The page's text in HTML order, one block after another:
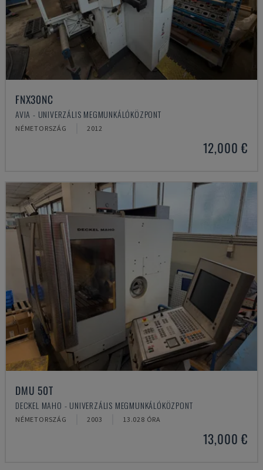
FNX30NC
AVIA - UNIVERZÁLIS MEGMUNKÁLÓKÖZPONT
NÉMETORSZÁG 2012
12,000 €
DMU 50T
DECKEL MAHO - UNIVERZÁLIS MEGMUNKÁLÓKÖZPONT
NÉMETORSZÁG 2003 13.028 ÓRA
13,000 €